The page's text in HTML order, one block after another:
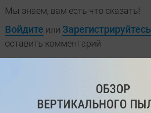
Мы знаем, вам есть что сказать!
Войдите или Зарегистрируйтесь
оставить комментарий